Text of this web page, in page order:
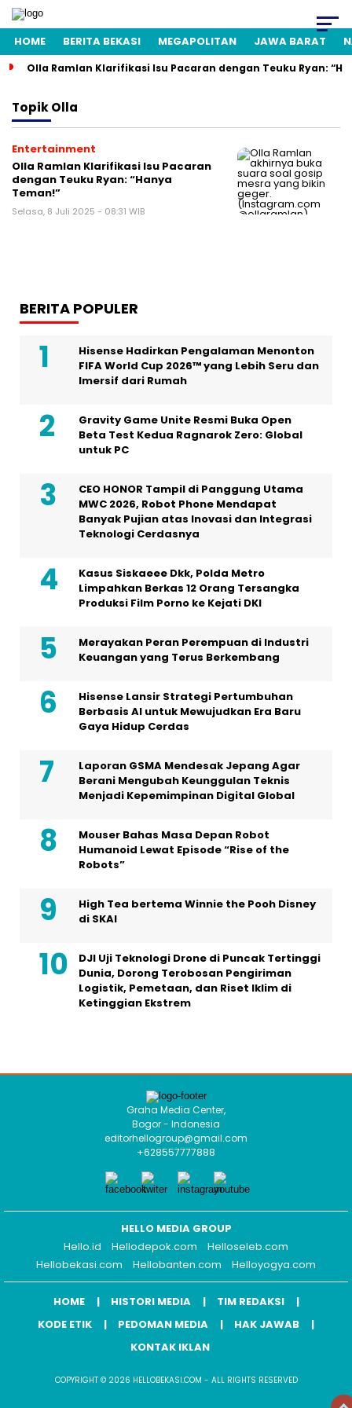
HOME BERITA BEKASI MEGAPOLITAN JAWA BARAT
Olla Ramlan Klarifikasi Isu Pacaran dengan Teuku Ryan:
TopikOlla
Entertainment
Olla Ramlan Klarifikasi Isu Pacaran
dengan Teuku Ryan: “Hanya
Teman!”
Selasa, 8 Juli 2025 - 08:31 WIB
BERITA POPULER
Hisense Hadirkan Pengalaman Menonton
FIFA World Cup 2026™ yang Lebih Seru dan
Imersif dari Rumah
Gravity Game Unite Resmi Buka Open
Beta Test Kedua Ragnarok Zero: Global
untuk PC
CEO HONOR Tampil di Panggung Utama
MWC 2026, Robot Phone Mendapat
Banyak Pujian atas Inovasi dan Integrasi
Teknologi Cerdasnya
Kasus Siskaeee Dkk, Polda Metro
Limpahkan Berkas 12 Orang Tersangka
Produksi Film Porno ke Kejati DKI
Merayakan Peran Perempuan di Industri
Keuangan yang Terus Berkembang
Hisense Lansir Strategi Pertumbuhan
Berbasis AI untuk Mewujudkan Era Baru
Gaya Hidup Cerdas
Laporan GSMA Mendesak Jepang Agar
Berani Mengubah Keunggulan Teknis
Menjadi Kepemimpinan Digital Global
Mouser Bahas Masa Depan Robot
Humanoid Lewat Episode “Rise of the
Robots”
High Tea bertema Winnie the Pooh Disney
di SKAI
DJI Uji Teknologi Drone di Puncak Tertinggi
Dunia, Dorong Terobosan Pengiriman
Logistik, Pemetaan, dan Riset Iklim di
Ketinggian Ekstrem
Graha Media Center,
Bogor - Indonesia
editorhellogroup@gmail.com
+628557777888
HELLO MEDIA GROUP
Hello.id
Hellodepok.com
Helloseleb.com
Hellobekasi.com
Hellobanten.com Helloyogya.com
HOME HISTORI MEDIA
TIM REDAKSI
KODE ETIK
PEDOMAN MEDIA
HAK JAWAB
KONTAK IKLAN
COPYRIGHT © 2026 HELLOBEKASI.COM - ALL RIGHTS RESERVED